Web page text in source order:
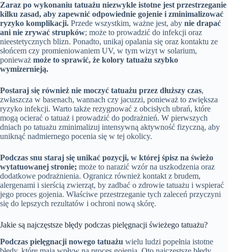
Zaraz po wykonaniu tatuażu niezwykle istotne jest przestrzeganie
kilku zasad, aby zapewnić odpowiednie gojenie i zminimalizować
ryzyko komplikacji. Przede wszystkim, ważne jest, aby nie drapać
ani nie zrywać strupków; może to prowadzić do infekcji oraz
nieestetycznych blizn. Ponadto, unikaj opalania się oraz kontaktu ze
słońcem czy promieniowaniem UV, w tym wizyt w solarium,
ponieważ może to sprawić, że kolory tatuażu szybko
wymizernieją.
Postaraj się również nie moczyć tatuażu przez dłuższy czas,
zwłaszcza w basenach, wannach czy jacuzzi, ponieważ to zwiększa
ryzyko infekcji. Warto także rezygnować z obcisłych ubrań, które
mogą ocierać o tatuaż i prowadzić do podrażnień. W pierwszych
dniach po tatuażu zminimalizuj intensywną aktywność fizyczną, aby
uniknąć nadmiernego pocenia się w tej okolicy.
Podczas snu staraj się unikać pozycji, w której śpisz na świeżo
wytatuowanej stronie; może to narazić wzór na uszkodzenia oraz
dodatkowe podrażnienia. Ogranicz również kontakt z brudem,
alergenami i sierścią zwierząt, by zadbać o zdrowie tatuażu i wspierać
jego proces gojenia. Właściwe przestrzeganie tych zaleceń przyczyni
się do lepszych rezultatów i ochroni nową skórę.
Jakie są najczęstsze błędy podczas pielęgnacji świeżego tatuażu?
Podczas pielęgnacji nowego tatuażu wielu ludzi popełnia istotne